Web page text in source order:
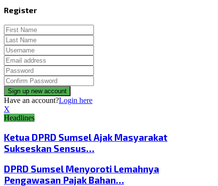
Register
Have an account?Login here
X
Headlines
Ketua DPRD Sumsel Ajak Masyarakat
Sukseskan Sensus…
DPRD Sumsel Menyoroti Lemahnya
Pengawasan Pajak Bahan…